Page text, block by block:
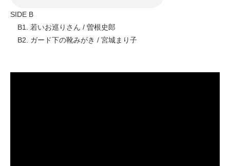
SIDE B
B1. 若いお巡りさん / 曽根史郎
B2. ガード下の靴みがき / 宮城まり子